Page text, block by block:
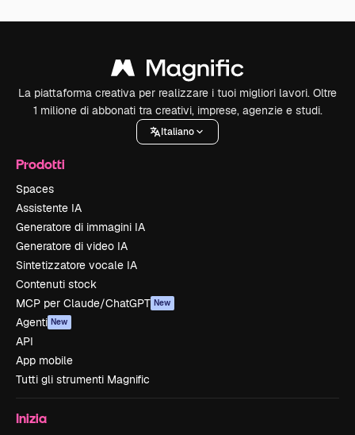
La piattaforma creativa per realizzare i tuoi migliori lavori. Oltre
1 milione di abbonati tra creativi, imprese, agenzie e studi.
Italiano
Prodotti
Spaces
Assistente IA
Generatore di immagini IA
Generatore di video IA
Sintetizzatore vocale IA
Contenuti stock
MCP per Claude/ChatGPT New
Agenti New
API
App mobile
Tutti gli strumenti Magnific
Inizia